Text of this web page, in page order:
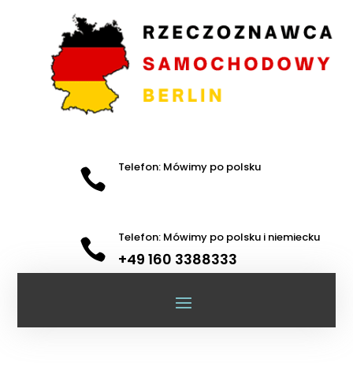
 Telefon: Mówimy po polsku
 Telefon: Mówimy po polsku i niemiecku
+49 160 3388333